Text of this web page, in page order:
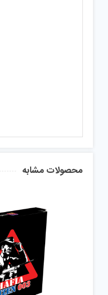
محصولات مشابه